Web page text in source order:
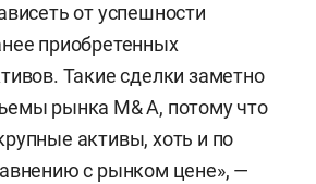
от успешности
приобретенных
Такие сделки заметно
рынка M& A, потому что
активы, хоть и по
с рынком цене», —